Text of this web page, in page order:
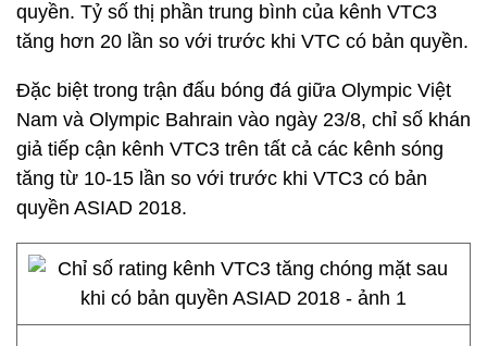
quyền. Tỷ số thị phần trung bình của kênh VTC3
tăng hơn 20 lần so với trước khi VTC có bản quyền.
Đặc biệt trong trận đấu bóng đá giữa Olympic Việt
Nam và Olympic Bahrain vào ngày 23/8, chỉ số khán
giả tiếp cận kênh VTC3 trên tất cả các kênh sóng
tăng từ 10-15 lần so với trước khi VTC3 có bản
quyền ASIAD 2018.